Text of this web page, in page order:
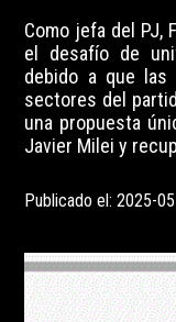
Como jefa del PJ,
el desafío de
debido a que
sectores del
una propuesta
Javier Milei y
Publicado el: 2025-